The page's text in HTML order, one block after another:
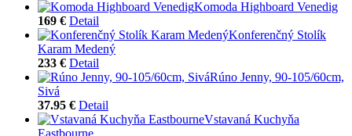
Komoda Highboard Venedig
169 € Detail
Konferenčný Stolík
Karam Medený
233 € Detail
Rúno Jenny, 90-105/60cm,
Sivá
37.95 € Detail
Vstavaná Kuchyňa
Eastbourne